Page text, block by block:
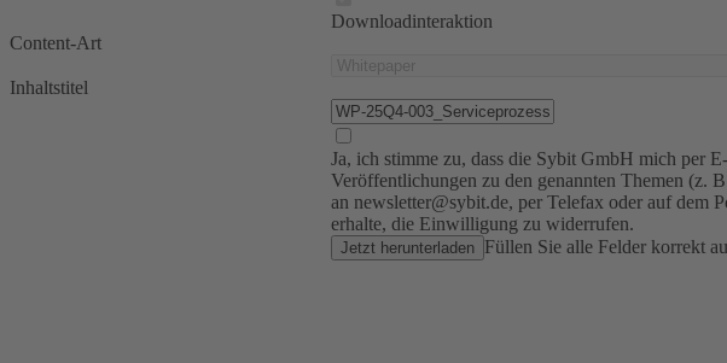
Downloadinteraktion
Content-Art
Inhaltstitel
Ja, ich stimme zu, dass die Sybit GmbH mich per
Veröffentlichungen zu den genannten Themen (z.
an newsletter@sybit.de, per Telefax oder auf
erhalte, die Einwilligung zu widerrufen.
Jetzt herunterladen Füllen Sie alle Felder korrekt